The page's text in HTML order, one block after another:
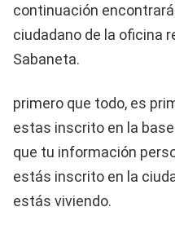
continuación
ciudadano de la oficina
Sabaneta.
primero que todo, es
estas inscrito en la
que tu información
estás inscrito en la
estás viviendo.